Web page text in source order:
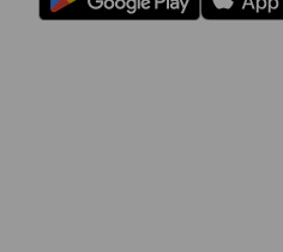
Android